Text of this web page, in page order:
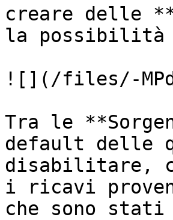
creare delle
la possibilità
![](/files/-
Tra le
default delle
disabilitare,
i ricavi
che sono stati